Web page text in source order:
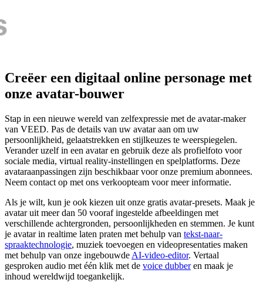
Creëer een digitaal online personage met
onze avatar-bouwer
Stap in een nieuwe wereld van zelfexpressie met de avatar-maker
van VEED. Pas de details van uw avatar aan om uw
persoonlijkheid, gelaatstrekken en stijlkeuzes te weerspiegelen.
Verander uzelf in een avatar en gebruik deze als profielfoto voor
sociale media, virtual reality-instellingen en spelplatforms. Deze
avataraanpassingen zijn beschikbaar voor onze premium abonnees.
Neem contact op met ons verkoopteam voor meer informatie.
Als je wilt, kun je ook kiezen uit onze gratis avatar-presets. Maak je
avatar uit meer dan 50 vooraf ingestelde afbeeldingen met
verschillende achtergronden, persoonlijkheden en stemmen. Je kunt
je avatar in realtime laten praten met behulp van tekst-naar-
spraaktechnologie, muziek toevoegen en videopresentaties maken
met behulp van onze ingebouwde AI-video-editor. Vertaal
gesproken audio met één klik met de voice dubberen maak je
inhoud wereldwijd toegankelijk.